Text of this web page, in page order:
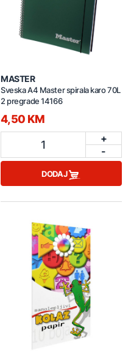
MASTER
Sveska A4 Master spirala karo 70L
2 pregrade 14166
4,50 KM
1
+
-
DODAJ